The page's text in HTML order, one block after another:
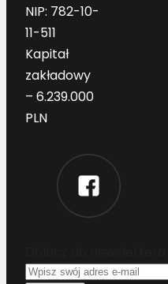
NIP: 782-10-
11-511
Kapitał
zakładowy
– 6.239.000
PLN